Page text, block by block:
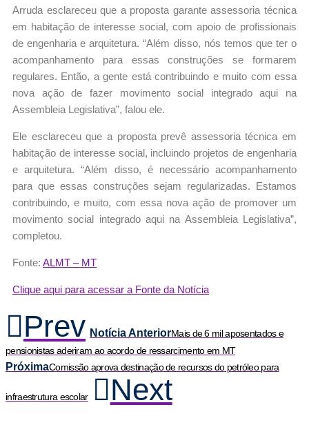
Arruda esclareceu que a proposta garante assessoria técnica
em habitação de interesse social, com apoio de profissionais
de engenharia e arquitetura. “Além disso, nós temos que ter o
acompanhamento para essas construções se formarem
regulares. Então, a gente está contribuindo e muito com essa
nova ação de fazer movimento social integrado aqui na
Assembleia Legislativa”, falou ele.
Ele esclareceu que a proposta prevê assessoria técnica em
habitação de interesse social, incluindo projetos de engenharia
e arquitetura. “Além disso, é necessário acompanhamento
para que essas construções sejam regularizadas. Estamos
contribuindo, e muito, com essa nova ação de promover um
movimento social integrado aqui na Assembleia Legislativa”,
completou.
Fonte: ALMT – MT
Clique aqui para acessar a Fonte da Notícia
Prev Notícia AnteriorMais de 6 mil aposentados e
pensionistas aderiram ao acordo de ressarcimento em MT
PróximaComissão aprova destinação de recursos do petróleo para
infraestrutura escolar Next